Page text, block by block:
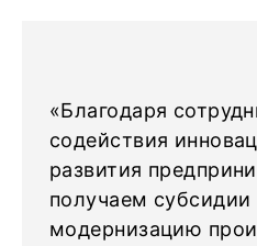
«Благодаря
содействия
развития
получаем субсидии
модернизацию